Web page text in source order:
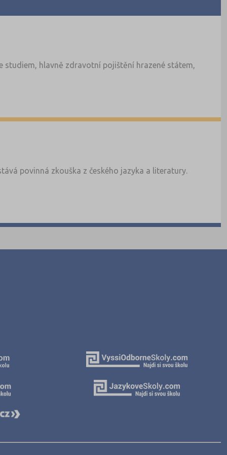
studiem, hlavně zdravotní pojištění hrazené státem,
povinná zkouška z českého jazyka a literatury.